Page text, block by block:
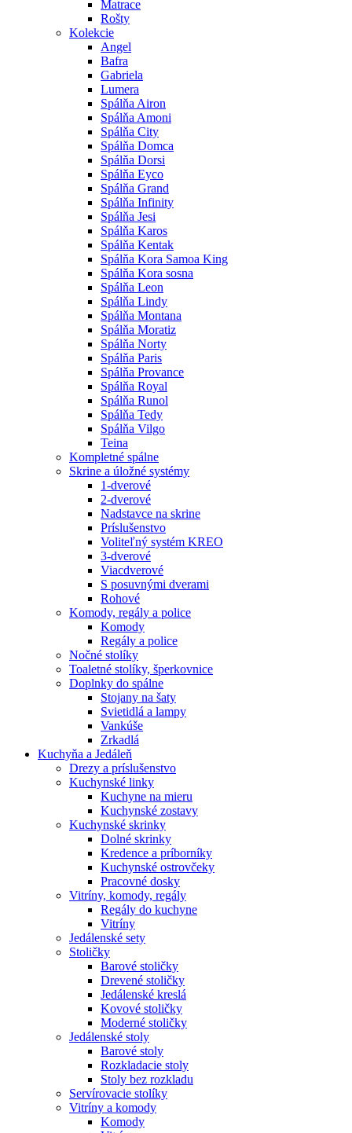
Matrace
Rošty
Kolekcie
Angel
Bafra
Gabriela
Lumera
Spálňa Airon
Spálňa Amoni
Spálňa City
Spálňa Domca
Spálňa Dorsi
Spálňa Eyco
Spálňa Grand
Spálňa Infinity
Spálňa Jesi
Spálňa Karos
Spálňa Kentak
Spálňa Kora Samoa King
Spálňa Kora sosna
Spálňa Leon
Spálňa Lindy
Spálňa Montana
Spálňa Moratiz
Spálňa Norty
Spálňa Paris
Spálňa Provance
Spálňa Royal
Spálňa Runol
Spálňa Tedy
Spálňa Vilgo
Teina
Kompletné spálne
Skrine a úložné systémy
1-dverové
2-dverové
Nadstavce na skrine
Príslušenstvo
Voliteľný systém KREO
3-dverové
Viacdverové
S posuvnými dverami
Rohové
Komody, regály a police
Komody
Regály a police
Nočné stolíky
Toaletné stolíky, šperkovnice
Doplnky do spálne
Stojany na šaty
Svietidlá a lampy
Vankúše
Zrkadlá
Kuchyňa a Jedáleň
Drezy a príslušenstvo
Kuchynské linky
Kuchyne na mieru
Kuchynské zostavy
Kuchynské skrinky
Dolné skrinky
Kredence a príborníky
Kuchynské ostrovčeky
Pracovné dosky
Vitríny, komody, regály
Regály do kuchyne
Vitríny
Jedálenské sety
Stoličky
Barové stoličky
Drevené stoličky
Jedálenské kreslá
Kovové stoličky
Moderné stoličky
Jedálenské stoly
Barové stoly
Rozkladacie stoly
Stoly bez rozkladu
Servírovacie stolíky
Vitríny a komody
Komody